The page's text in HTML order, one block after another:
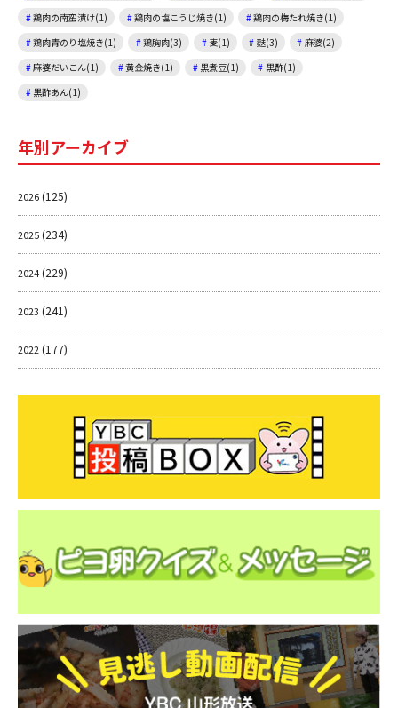
鶏肉の南蛮漬け(1)
鶏肉の塩こうじ焼き(1)
鶏肉の梅たれ焼き(1)
鶏肉青のり塩焼き(1)
鶏胸肉(3) 麦(1) 麩(3)
麻婆(2)
麻婆だいこん(1)
黄金焼き(1) 黒煮豆(1)
黒酢(1)
黒酢あん(1)
年別アーカイブ
2026(125)
2025(234)
2024(229)
2023 (241)
2022(177)